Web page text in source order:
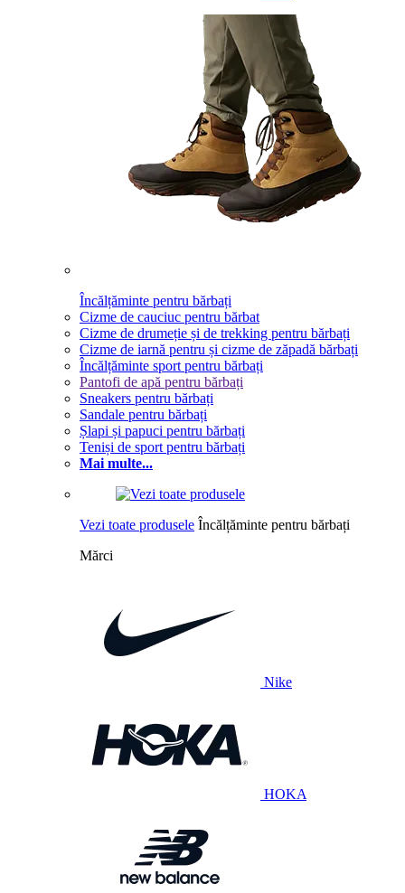
Încălțăminte pentru bărbați
Cizme de cauciuc pentru bărbat
Cizme de drumeție și de trekking pentru bărbați
Cizme de iarnă pentru și cizme de zăpadă bărbați
Încălțăminte sport pentru bărbați
Pantofi de apă pentru bărbați
Sneakers pentru bărbați
Sandale pentru bărbați
Șlapi și papuci pentru bărbați
Teniși de sport pentru bărbați
Mai multe...
Vezi toate produsele Încălțăminte pentru bărbați
Mărci
Nike
HOKA